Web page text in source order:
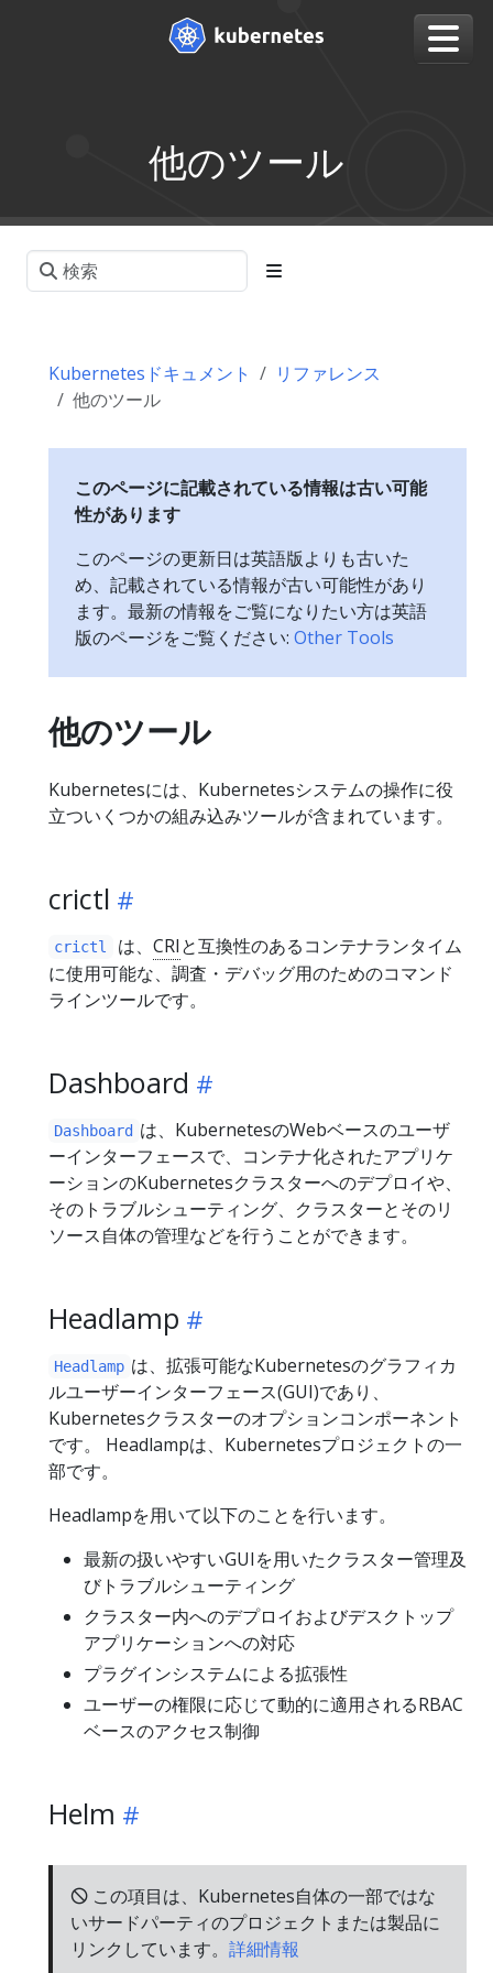
他のツール
Kubernetesドキュメント
リファレンス
他のツール
このページに記載されている情報は古い可能
性があります
このページの更新日は英語版よりも古いた
め、記載されている情報が古い可能性があり
ます。最新の情報をご覧になりたい方は英語
版のページをご覧ください: Other Tools
他のツール
Kubernetesには、Kubernetesシステムの操作に役
立ついくつかの組み込みツールが含まれています。
crictl
crictl は、 CRIと互換性のあるコンテナランタイム
に使用可能な、調査・デバッグ用のためのコマンド
ラインツールです。
Dashboard
Dashboard は、KubernetesのWebベースのユーザ
ーインターフェースで、コンテナ化されたアプリケ
ーションのKubernetesクラスターへのデプロイや、
そのトラブルシューティング、クラスターとそのリ
ソース自体の管理などを行うことができます。
Headlamp
Headlamp は、拡張可能なKubernetesのグラフィカ
ルユーザーインターフェース(GUI)であり、
Kubernetesクラスターのオプションコンポーネント
です。 Headlampは、Kubernetesプロジェクトの一
部です。
Headlampを用いて以下のことを行います。
最新の扱いやすいGUIを用いたクラスター管理及
びトラブルシューティング
クラスター内へのデプロイおよびデスクトップ
アプリケーションへの対応
プラグインシステムによる拡張性
ユーザーの権限に応じて動的に適用されるRBAC
ベースのアクセス制御
Helm
🛇 この項目は、Kubernetes自体の一部ではな
いサードパーティのプロジェクトまたは製品に
リンクしています。 詳細情報